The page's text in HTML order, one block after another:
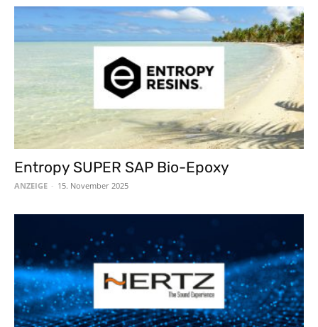
Entropy SUPER SAP Bio-Epoxy
ANZEIGE - 15. November 2025